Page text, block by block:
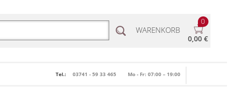
0
WARENKORB
0,00 €
Tel.: 03741 - 59 33 465 Mo - Fr: 07:00 – 19:00